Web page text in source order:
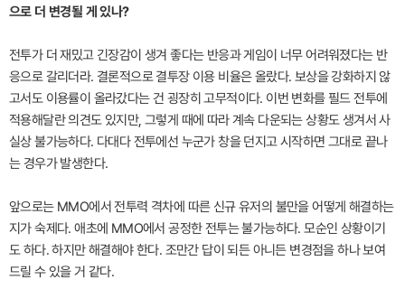
으로 더 변경될 게 있나?
전투가 더 재밌고 긴장감이 생겨 좋다는 반응과 게임이 너무 어려워졌다는 반
응으로 갈리더라. 결론적으로 결투장 이용 비율은 올랐다. 보상을 강화하지 않
고서도 이용률이 올라갔다는 건 굉장히 고무적이다. 이번 변화를 필드 전투에
적용해달란 의견도 있지만, 그렇게 때에 따라 계속 다운되는 상황도 생겨서 사
실상 불가능하다. 다대다 전투에선 누군가 창을 던지고 시작하면 그대로 끝나
는 경우가 발생한다.
앞으로는 MMO에서 전투력 격차에 따른 신규 유저의 불만을 어떻게 해결하는
지가 숙제다. 애초에 MMO에서 공정한 전투는 불가능하다. 모순인 상황이기
도 하다. 하지만 해결해야 한다. 조만간 답이 되든 아니든 변경점을 하나 보여
드릴 수 있을 거 같다.